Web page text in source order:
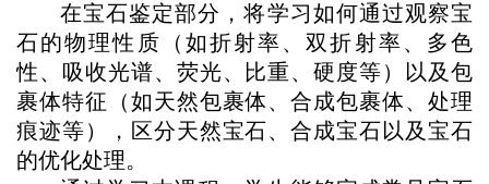
在宝石鉴定部分，将学习如何通过观察宝
石的物理性质（如折射率、双折射率、多色
性、吸收光谱、荧光、比重、硬度等）以及包
裹体特征（如天然包裹体、合成包裹体、处理
痕迹等），区分天然宝石、合成宝石以及宝石
的优化处理。